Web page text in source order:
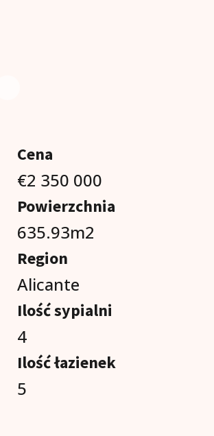
Cena
€2 350 000
Powierzchnia
635.93m2
Region
Alicante
Ilość sypialni
4
Ilość łazienek
5